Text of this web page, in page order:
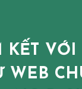
KẾT VỚI
WEB